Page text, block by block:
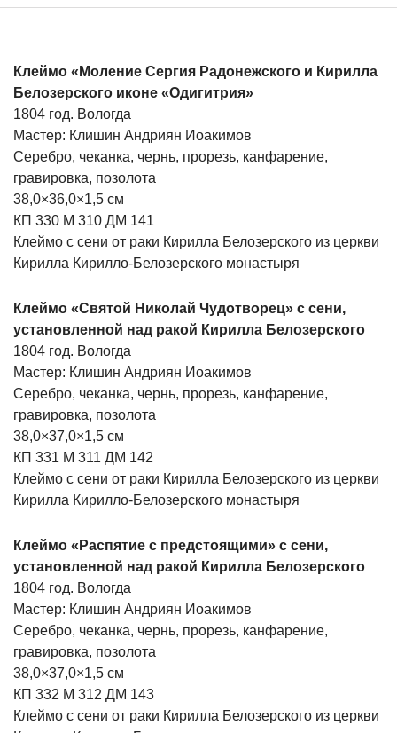
Клеймо «Моление Сергия Радонежского и Кирилла
Белозерского иконе «Одигитрия»
1804 год. Вологда
Мастер: Клишин Андриян Иоакимов
Серебро, чеканка, чернь, прорезь, канфарение,
гравировка, позолота
38,0×36,0×1,5 см
КП 330 М 310 ДМ 141
Клеймо с сени от раки Кирилла Белозерского из церкви
Кирилла Кирилло-Белозерского монастыря
Клеймо «Святой Николай Чудотворец» с сени,
установленной над ракой Кирилла Белозерского
1804 год. Вологда
Мастер: Клишин Андриян Иоакимов
Серебро, чеканка, чернь, прорезь, канфарение,
гравировка, позолота
38,0×37,0×1,5 см
КП 331 М 311 ДМ 142
Клеймо с сени от раки Кирилла Белозерского из церкви
Кирилла Кирилло-Белозерского монастыря
Клеймо «Распятие с предстоящими» с сени,
установленной над ракой Кирилла Белозерского
1804 год. Вологда
Мастер: Клишин Андриян Иоакимов
Серебро, чеканка, чернь, прорезь, канфарение,
гравировка, позолота
38,0×37,0×1,5 см
КП 332 М 312 ДМ 143
Клеймо с сени от раки Кирилла Белозерского из церкви